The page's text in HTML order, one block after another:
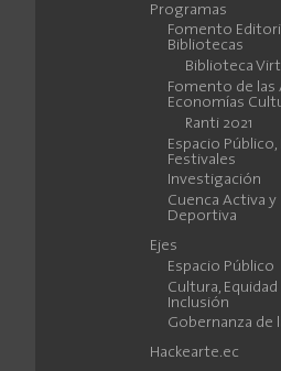
Programas
Fomento
Bibliotecas
Biblioteca
Fomento de las
Economías
Ranti 2021
Espacio Público,
Festivales
Investigación
Cuenca Activa y
Deportiva
Ejes
Espacio Público
Cultura,
Inclusión
Gobernanza de
Hackearte.ec